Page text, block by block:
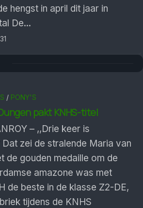
hengst in april dit jaar in
De...
/ PONY'S
pakt KNHS-titel
– ,,Drie keer is
zei de stralende Maria van
de gouden medaille om de
amazone was met
de beste in de klasse Z2-DE,
tijdens de KNHS